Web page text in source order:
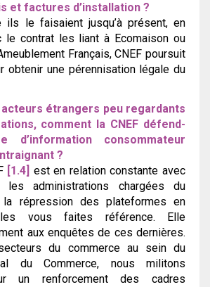
et factures d’installation ?
ils le faisaient jusqu’à présent, en
le contrat les liant à Ecomaison ou
Français, CNEF poursuit
obtenir une pérennisation légale du
acteurs étrangers peu regardants
comment la CNEF défend-
d’information consommateur
?
[1.4] est en relation constante avec
les administrations chargées du
répression des plateformes en
vous faites référence. Elle
aux enquêtes de ces dernières.
du commerce au sein du
du Commerce, nous militons
un renforcement des cadres